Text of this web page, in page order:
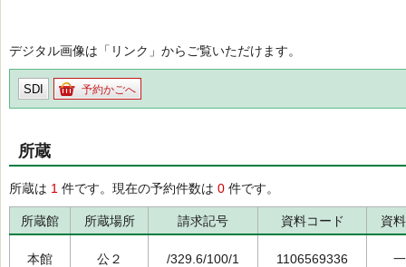
デジタル画像は「リンク」からご覧いただけます。
SDI 予約かごへ
所蔵
所蔵は 1 件です。現在の予約件数は 0 件です。
所蔵館 所蔵場所 請求記号 資料コード 資
本館 公２ /329.6/100/1 1106569336